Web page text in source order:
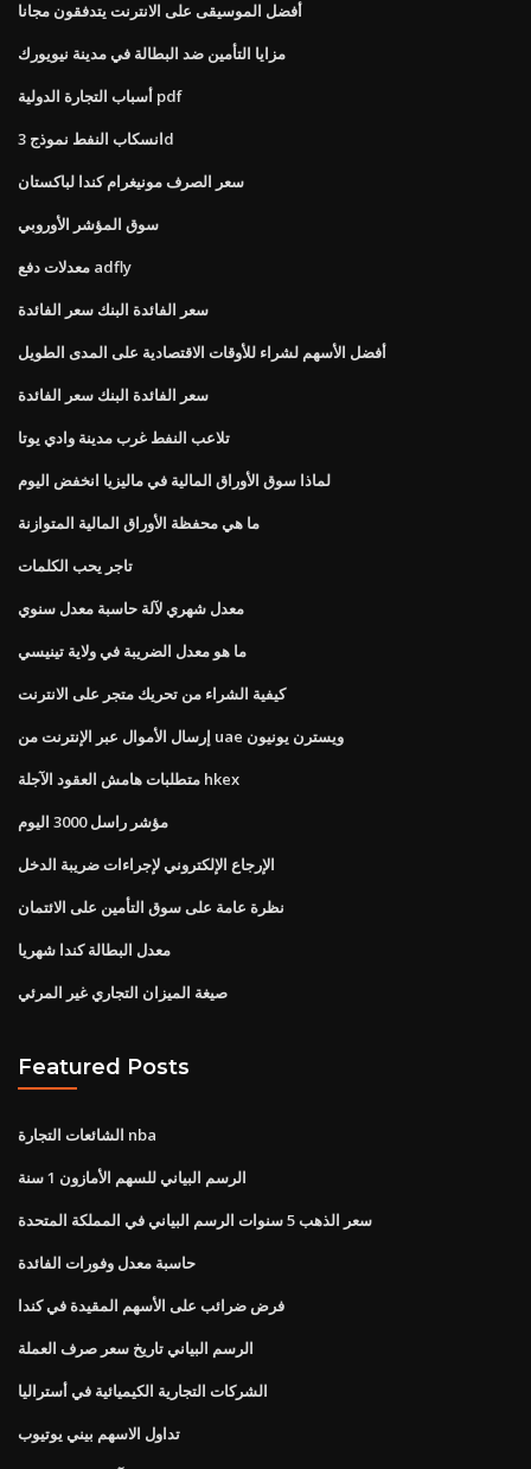
أفضل الموسيقى على الانترنت يتدفقون مجانا
مزايا التأمين ضد البطالة في مدينة نيويورك
أسباب التجارة الدولية pdf
انسكاب النفط نموذج 3d
سعر الصرف مونيغرام كندا لباكستان
سوق المؤشر الأوروبي
معدلات دفع adfly
سعر الفائدة البنك سعر الفائدة
أفضل الأسهم لشراء للأوقات الاقتصادية على المدى الطويل
سعر الفائدة البنك سعر الفائدة
تلاعب النفط غرب مدينة وادي يوتا
لماذا سوق الأوراق المالية في ماليزيا انخفض اليوم
ما هي محفظة الأوراق المالية المتوازنة
تاجر يحب الكلمات
معدل شهري لآلة حاسبة معدل سنوي
ما هو معدل الضريبة في ولاية تينيسي
كيفية الشراء من تحريك متجر على الانترنت
إرسال الأموال عبر الإنترنت من uae ويسترن يونيون
متطلبات هامش العقود الآجلة hkex
مؤشر راسل 3000 اليوم
الإرجاع الإلكتروني لإجراءات ضريبة الدخل
نظرة عامة على سوق التأمين على الائتمان
معدل البطالة كندا شهريا
صيغة الميزان التجاري غير المرئي
Featured Posts
الشائعات التجارة nba
الرسم البياني للسهم الأمازون 1 سنة
سعر الذهب 5 سنوات الرسم البياني في المملكة المتحدة
حاسبة معدل وفورات الفائدة
فرض ضرائب على الأسهم المقيدة في كندا
الرسم البياني تاريخ سعر صرف العملة
الشركات التجارية الكيميائية في أستراليا
تداول الاسهم بيني يوتيوب